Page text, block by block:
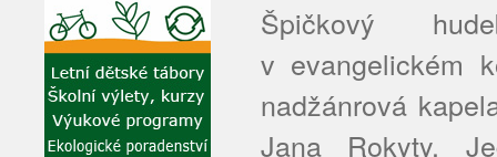
Špičkový
v evangelickém
nadžánrová
Jana Rokyty.